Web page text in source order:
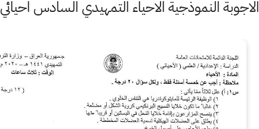
الاجوبة النموذجية الاحياء التمهيدي السادس احيائي 2020